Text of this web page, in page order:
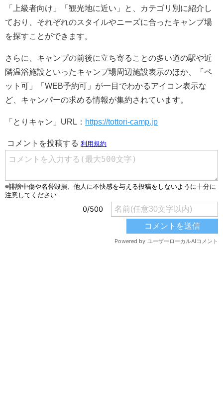
「上級者向け」「観光地に近い」と、カテゴリ別に紹介し
ており、それぞれのスタイルやニーズに合ったキャンプ場
を探すことができます。
さらに、キャンプの前後に立ち寄ることの多い道の駅や近
隣温浴施設といったキャンプ場周辺施設表示のほか、「ペ
ット可」「WEB予約可」が一目でわかるアイコン表示な
ど、キャンパーの求める情報が集約されています。
「とりキャン」URL： https://tottori-camp.jp